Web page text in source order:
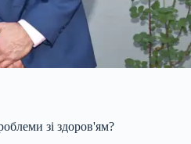
зі здоров'ям?